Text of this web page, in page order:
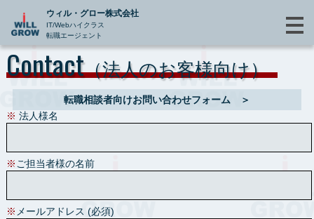
ウィル・グロー株式会社
IT/Webハイクラス
転職エージェント
Contact（法人のお客様向け）
転職相談者向けお問い合わせフォーム ＞
※ 法人様名
※ ご担当者様の名前
※ メールアドレス (必須)